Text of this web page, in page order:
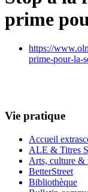
prime
https://
prime-pour-la-
Vie pratique
Accueil
ALE & Titres
Arts, culture &
BetterStreet
Bibliothèque